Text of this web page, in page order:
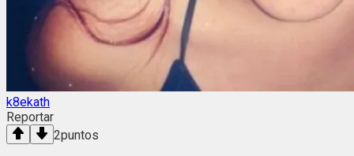
k8ekath
Reportar
2puntos